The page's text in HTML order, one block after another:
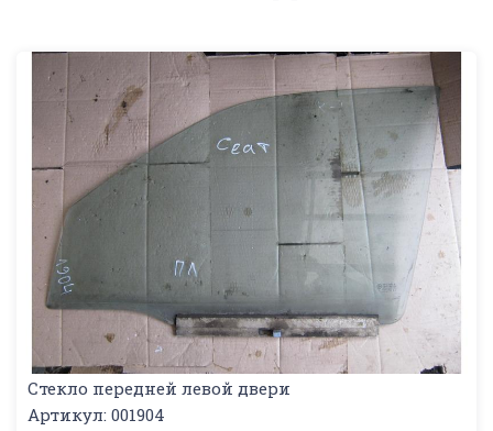
Стекло передней левой двери
Артикул: 001904